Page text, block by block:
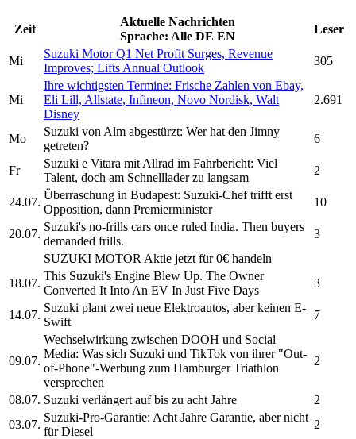
Zeit
Aktuelle Nachrichten
Sprache: Alle DE EN
Leser
Mi
Suzuki MotorQ1 Net Profit Surges, Revenue
Improves; Lifts Annual Outlook
305
Mi
Ihre wichtigsten Termine: Frische Zahlen von Ebay,
Eli Lill, Allstate, Infineon, Novo Nordisk, Walt
Disney
2.691
Mo
Suzuki von Alm abgestürzt: Wer hat den Jimny
getreten?
6
Fr
Suzuki e Vitara mit Allrad im Fahrbericht: Viel
Talent, doch am Schnelllader zu langsam
2
24.07.
Überraschung in Budapest: Suzuki-Chef trifft erst
Opposition, dann Premierminister
10
20.07.
Suzuki's no-frills cars once ruled India. Then buyers
demanded frills.
3
SUZUKI MOTOR Aktie jetzt für 0€ handeln
18.07.
This Suzuki's Engine Blew Up. The Owner
Converted It Into An EV In Just Five Days
3
14.07.
Suzuki plant zwei neue Elektroautos, aber keinen E-
Swift
7
09.07.
Wechselwirkung zwischen DOOH und Social
Media: Was sich Suzuki und TikTok von ihrer "Out-
of-Phone"-Werbung zum Hamburger Triathlon
versprechen
2
08.07. Suzuki verlängert auf bis zu acht Jahre
2
03.07.
Suzuki-Pro-Garantie: Acht Jahre Garantie, aber nicht
für Diesel
2